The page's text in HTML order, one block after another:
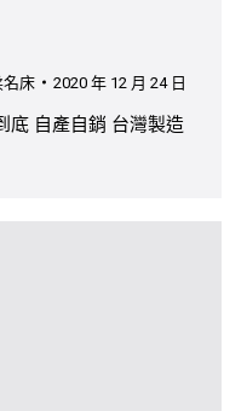
名床 2020 年 12 月 24 日
底 自產自銷 台灣製造